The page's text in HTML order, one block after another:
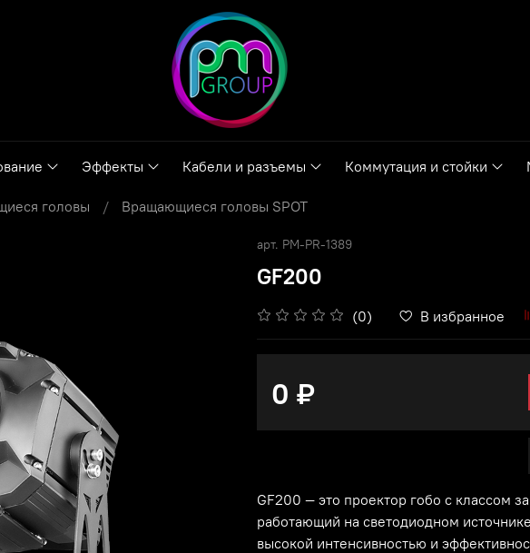
Эффекты Кабели и разъемы Коммутация и стойки
головы Вращающиеся головы SPOT
арт. PM-PR-1389
GF200
(0) В избранное
0 ₽
GF200 — это проектор гобо с классом
работающий на светодиодном
высокой интенсивностью и